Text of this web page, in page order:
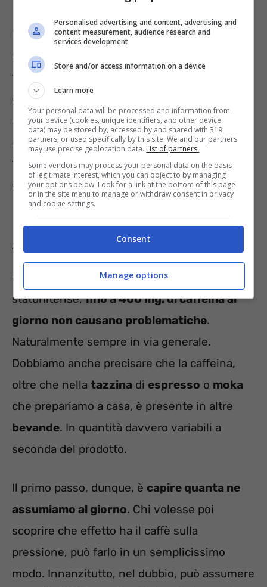
Nel dubbio, mentre gli studiosi cercano una
risposta,
tra le altre cose, che
caffeina varia da persona a persona
conseguenza non è detto che a tutti faccia
alzare la pressione. Su una cosa però sono
tutti d’accordo: esiste una certaquantità di
caffeinapossibilmenteda non superare.
Lo studio di Food And Drug
Administration
Secondo questo noto ente governativo
statunitense,fino a 400 mg. di caffeina al
giorno non causano problematiche.
Naturalmente sempre in via generale.
Dobbiamo anche precisare che la caffeina,
oltre che nella tazzina di espresso o moka
che prepariamo a casa, è presente in altre
bevande. In quantità davvero variabili a
seconda del prodotto.
Il primo passo, dunque, è capire quanta ne
assumiamo al giorno. Chi volesse poi
scoprire che effetto ha il caffè sulla
pressione, può farlo in un semplicissimo
modo. Innanzitutto, nel dubbio, può assumere
Personalised advertising and content, advertising and
content measurement, audience research and
services development
Store and/or access information on a device
Learn more
Your personal data will be processed and information from
your device (cookies, unique identifiers, and other device
data) may be stored by, accessed by and shared with 319
partners, or used specifically by this site. We and our partners
may use precise geolocation data. List of partners.
Some vendors may process your personal data on the basis
of legitimate interest, which you can object to by managing
your options below. Look for a link at the bottom of this page
or in the site menu to manage or withdraw consent in privacy
and cookie settings.
Consent
Manage options